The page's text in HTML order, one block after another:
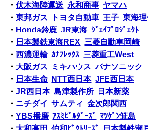
・伏木海陸運送 永和商事 ヤマハ
・東邦ガス トヨタ自動車 王子 東海
・ Honda鈴鹿 JR東海 ｼﾞｪｲﾌﾟﾛｼﾞｪｸﾄ
・ 日本製鉄東海REX 三菱自動車岡崎
・西濃運輸 ｶﾅﾌﾚｯｸｽ 三菱重工West
・ 大阪ガス ミキハウス パナソニック
・ 日本生命 NTT西日本 JFE西日本
・JR西日本 島津製作所
日本新薬
・ ニチダイ サムティ
金次郎関西
・YBS播磨 ｱｽﾐﾋﾞﾙﾀﾞｰｽﾞ
ﾏﾂｹﾞﾝ箕島
・ 大和高田 伯和ﾋﾞｸﾄﾘｰｽﾞ 日本製鉄瀬